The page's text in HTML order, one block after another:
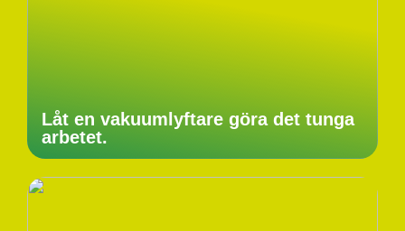
Låt en vakuumlyftare göra det tunga
arbetet.